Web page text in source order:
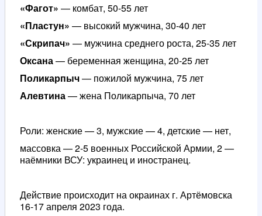
«Фагот» — комбат, 50-55 лет
«Пластун» — высокий мужчина, 30-40 лет
«Скрипач» — мужчина среднего роста, 25-35 лет
Оксана— беременная женщина, 20-25 лет
Поликарпыч— пожилой мужчина, 75 лет
Алевтина— жена Поликарпыча, 70 лет
Роли: женские — 3, мужские — 4, детские — нет,
массовка — 2-5 военных Российской Армии, 2 —
наёмники ВСУ: украинец и иностранец.
Действие происходит на окраинах г. Артёмовска
16-17 апреля 2023 года.